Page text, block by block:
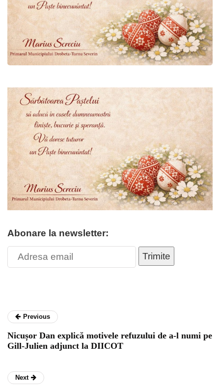
Abonare la newsletter:
Trimite
Previous
Nicușor Dan explică motivele refuzului de a-l numi pe
Gill-Julien adjunct la DIICOT
Next